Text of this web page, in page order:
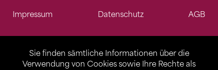
Sie finden sämtliche Informationen über die
Verwendung von Cookies sowie Ihre Rechte als
Impressum Datenschutz AGB